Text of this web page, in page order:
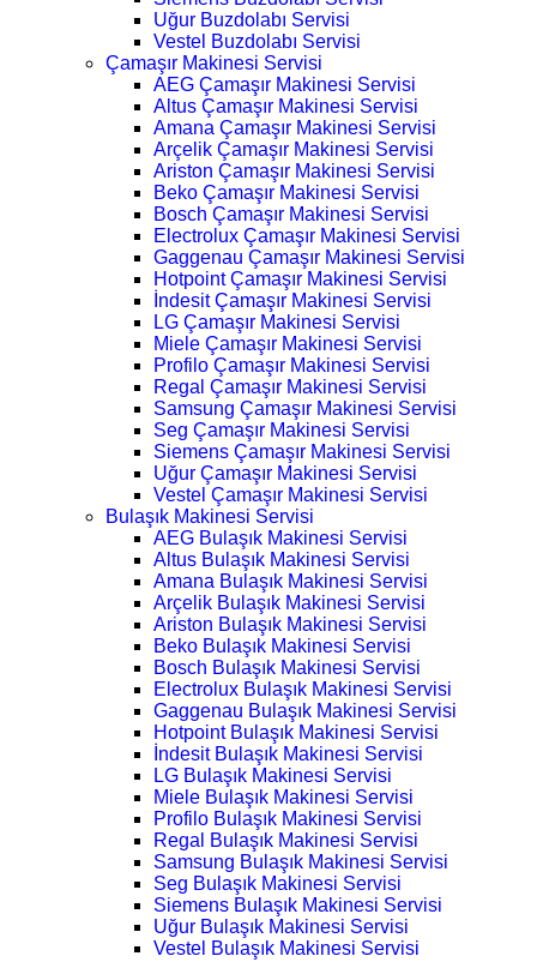
Uğur Buzdolabı Servisi
Vestel Buzdolabı Servisi
Çamaşır Makinesi Servisi
AEG Çamaşır Makinesi Servisi
Altus Çamaşır Makinesi Servisi
Amana Çamaşır Makinesi Servisi
Arçelik Çamaşır Makinesi Servisi
Ariston Çamaşır Makinesi Servisi
Beko Çamaşır Makinesi Servisi
Bosch Çamaşır Makinesi Servisi
Electrolux Çamaşır Makinesi Servisi
Gaggenau Çamaşır Makinesi Servisi
Hotpoint Çamaşır Makinesi Servisi
İndesit Çamaşır Makinesi Servisi
LG Çamaşır Makinesi Servisi
Miele Çamaşır Makinesi Servisi
Profilo Çamaşır Makinesi Servisi
Regal Çamaşır Makinesi Servisi
Samsung Çamaşır Makinesi Servisi
Seg Çamaşır Makinesi Servisi
Siemens Çamaşır Makinesi Servisi
Uğur Çamaşır Makinesi Servisi
Vestel Çamaşır Makinesi Servisi
Bulaşık Makinesi Servisi
AEG Bulaşık Makinesi Servisi
Altus Bulaşık Makinesi Servisi
Amana Bulaşık Makinesi Servisi
Arçelik Bulaşık Makinesi Servisi
Ariston Bulaşık Makinesi Servisi
Beko Bulaşık Makinesi Servisi
Bosch Bulaşık Makinesi Servisi
Electrolux Bulaşık Makinesi Servisi
Gaggenau Bulaşık Makinesi Servisi
Hotpoint Bulaşık Makinesi Servisi
İndesit Bulaşık Makinesi Servisi
LG Bulaşık Makinesi Servisi
Miele Bulaşık Makinesi Servisi
Profilo Bulaşık Makinesi Servisi
Regal Bulaşık Makinesi Servisi
Samsung Bulaşık Makinesi Servisi
Seg Bulaşık Makinesi Servisi
Siemens Bulaşık Makinesi Servisi
Uğur Bulaşık Makinesi Servisi
Vestel Bulaşık Makinesi Servisi